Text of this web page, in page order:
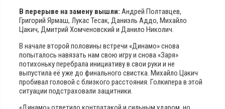
В перерыве на замену вышли: Андрей Полтавцев,
Григорий Ярмаш, Лукас Тесак, Даниэль Аддо, Михайло
Цакич, Дмитрий Хомченовский и Данило Николич.
В начале второй половины встречи «Динамо» снова
попыталось навязать нам свою игру и снова «Заря»
потихоньку перебрала инициативу в свои руки и не
выпустила её уже до финального свистка. Михайло Цакич
пробивал головой с близкого расстояния. Голкипера в этой
ситуации подстраховали защитники.